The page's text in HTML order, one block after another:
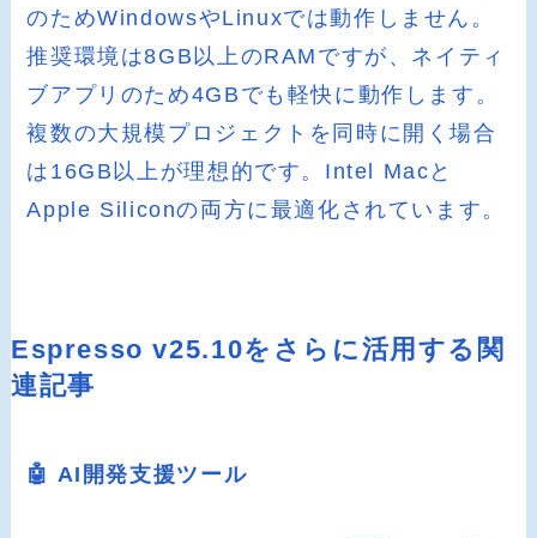
のためWindowsやLinuxでは動作しません。
推奨環境は8GB以上のRAMですが、ネイティ
ブアプリのため4GBでも軽快に動作します。
複数の大規模プロジェクトを同時に開く場合
は16GB以上が理想的です。Intel Macと
Apple Siliconの両方に最適化されています。
Espresso v25.10をさらに活用する関
連記事
🤖 AI開発支援ツール